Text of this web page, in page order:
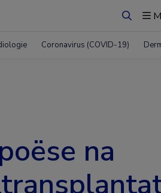
Zoeken
Coronavirus (COVID-19)
na